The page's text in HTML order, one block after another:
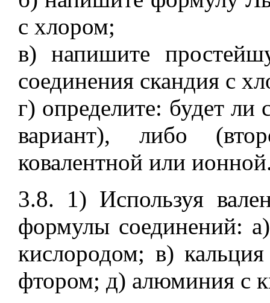
с хлором;
в) напишите
соединения скандия с
г) определите: будет ли
вариант), либо
ковалентной или
3.8. 1) Используя
формулы соединений:
кислородом; в)
фтором; д) алюминия с